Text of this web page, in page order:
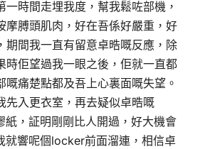
時間走埋我度，幫我鬆咗部機，
摩膊頭肌肉，好在吾係好嚴重，好
期間我一直有留意卓晧嘅反應，除
時佢望過我一眼之後，佢就一直都
嘅痛楚點都及吾上心裏面嘅失望。
先入更衣室，再去疑似卓晧嘅
，証明剛剛比人開過，好大機會
就響呢個locker前面溜連，相信卓